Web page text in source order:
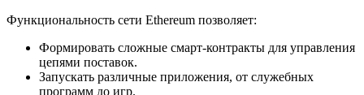
Функциональность сети Ethereum позволяет:
Формировать сложные смарт-контракты для управления
цепями поставок.
Запускать различные приложения, от служебных
программ до игр.